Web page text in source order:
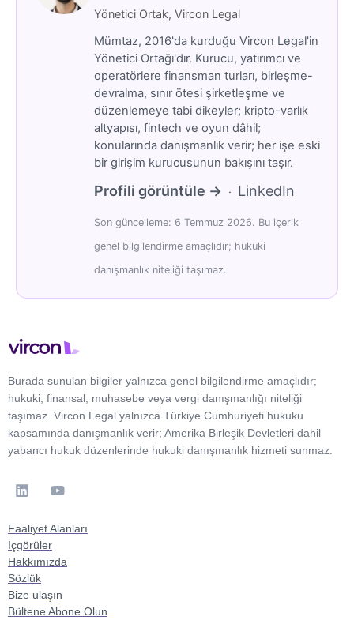
Yönetici Ortak, Vircon Legal
Mümtaz, 2016'da kurduğu Vircon Legal'in
Yönetici Ortağı'dır. Kurucu, yatırımcı ve
operatörlere finansman turları, birleşme-
devralma, sınır ötesi şirketleşme ve
düzenlemeye tabi dikeyler; kripto-varlık
altyapısı, fintech ve oyun dâhil;
konularında danışmanlık verir; her işe eski
bir girişim kurucusunun bakışını taşır.
Profili görüntüle → · LinkedIn
Son güncelleme: 6 Temmuz 2026. Bu içerik
genel bilgilendirme amaçlıdır; hukuki
danışmanlık niteliği taşımaz.
Burada sunulan bilgiler yalnızca genel bilgilendirme amaçlıdır;
hukuki, finansal, muhasebe veya vergi danışmanlığı niteliği
taşımaz. Vircon Legal yalnızca Türkiye Cumhuriyeti hukuku
kapsamında danışmanlık verir; Amerika Birleşik Devletleri dahil
yabancı hukuk düzenlerinde hukuki danışmanlık hizmeti sunmaz.
Faaliyet Alanları
İçgörüler
Hakkımızda
Sözlük
Bize ulaşın
Bültene Abone Olun